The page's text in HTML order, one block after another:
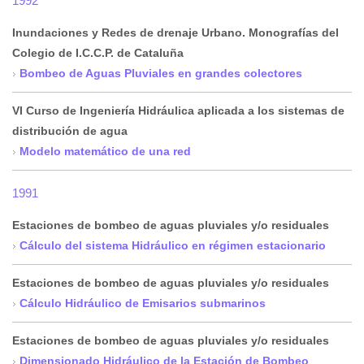
Inundaciones y Redes de drenaje Urbano. Monografías del
Colegio de I.C.C.P. de Cataluña
Bombeo de Aguas Pluviales en grandes colectores
VI Curso de Ingeniería Hidráulica aplicada a los sistemas de
distribución de agua
Modelo matemático de una red
1991
Estaciones de bombeo de aguas pluviales y/o residuales
Cálculo del sistema Hidráulico en régimen estacionario
Estaciones de bombeo de aguas pluviales y/o residuales
Cálculo Hidráulico de Emisarios submarinos
Estaciones de bombeo de aguas pluviales y/o residuales
Dimensionado Hidráulico de la Estación de Bombeo